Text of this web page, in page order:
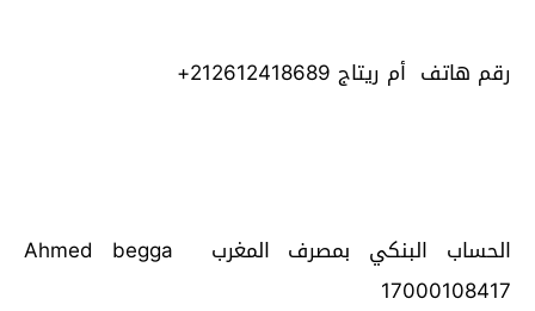
رقم هاتف أم ريتاج 212612418689+
الحساب البنكي بمصرف المغرب Ahmed begga
17000108417